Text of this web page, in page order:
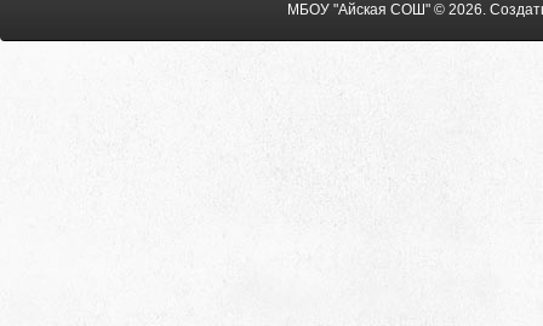
МБОУ "Айская СОШ" © 2026.